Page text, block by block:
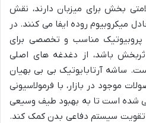
بخش برای میزبان دارند، نقش
میکروبیوم روده ایفا می کنند. در
مناسب و تخصصی برای
باشد، از دغدغه های اصلی
ساشه آرتابایوتیک بی بی بهیان
موجود در بازار، با فرمولاسیونی
شده است تا به بهبود طیف وسیعی
سیستم دفاعی بدن کمک کند.